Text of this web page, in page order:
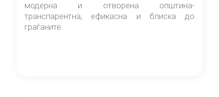
модерна и отворена општина-
транспарентна, ефикасна и блиска до
граѓаните.